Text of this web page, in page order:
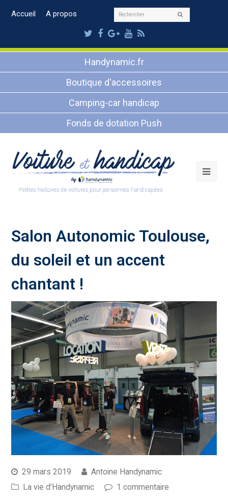
Accueil A propos Rechercher
Twitter
Facebook
Google
Plus
Youtube
RSS
Handynamic.fr
Boutique d'accessoires
Camping-car handicap
Fonds de dotation Push
Salon Autonomic Toulouse,
du soleil et un accent
chantant !
29 mars 2019
Antoine Handynamic
La vie d'Handynamic
1 commentaire